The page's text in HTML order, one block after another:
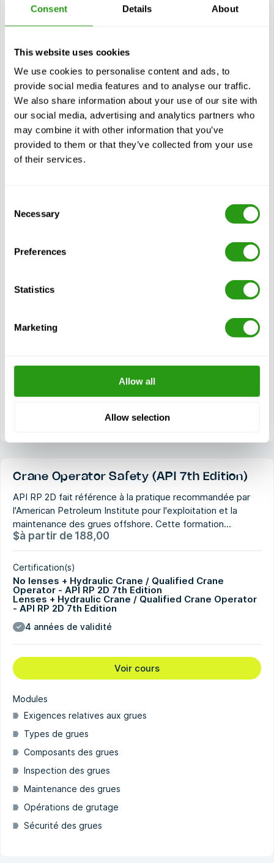
Consent Details About
This website uses cookies
We use cookies to personalise content and ads, to
provide social media features and to analyse our traffic.
We also share information about your use of our site with
our social media, advertising and analytics partners who
may combine it with other information that you’ve
provided to them or that they’ve collected from your use
of their services.
Selection
Necessary
Preferences
Statistics
Marketing
Allow all
Allow selection
au personnel impliqué dans les opérations de grutage et
$à partir de125,00
Certification(s)
Crane Operator Safety
4 années de validité
Modules
Définitions de l'API
Signaux manuels/communication
Crane Operator Safety (API 7th Edition)
API RP 2D fait référence à la pratique recommandée par
l'American Petroleum Institute pour l'exploitation et la
maintenance des grues offshore. Cette formation...
$à partir de 188,00
Certification(s)
No lenses + Hydraulic Crane / Qualified Crane
Operator - API RP 2D 7th Edition
Lenses + Hydraulic Crane / Qualified Crane Operator
- API RP 2D 7th Edition
4 années de validité
Voir cours
Modules
Exigences relatives aux grues
Types de grues
Composants des grues
Inspection des grues
Maintenance des grues
Opérations de grutage
Sécurité des grues